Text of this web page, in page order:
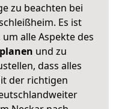
zu beachten bei
Es ist
alle Aspekte des
planen und zu
dass alles
der richtigen